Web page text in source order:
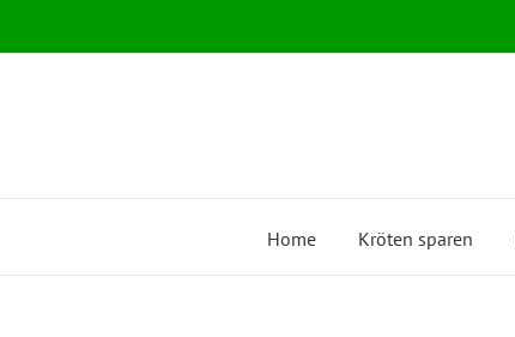
springen
Home Kröten sparen